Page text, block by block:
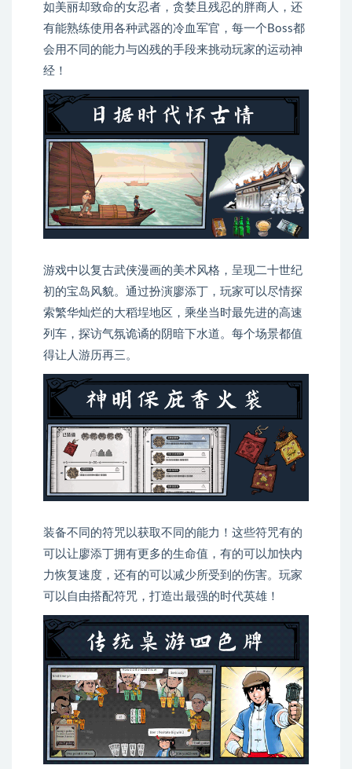
如美丽却致命的女忍者，贪婪且残忍的胖商人，还
有能熟练使用各种武器的冷血军官，每一个Boss都
会用不同的能力与凶残的手段来挑动玩家的运动神
经！
游戏中以复古武侠漫画的美术风格，呈现二十世纪
初的宝岛风貌。通过扮演廖添丁，玩家可以尽情探
索繁华灿烂的大稻埕地区，乘坐当时最先进的高速
列车，探访气氛诡谲的阴暗下水道。每个场景都值
得让人游历再三。
装备不同的符咒以获取不同的能力！这些符咒有的
可以让廖添丁拥有更多的生命值，有的可以加快内
力恢复速度，还有的可以减少所受到的伤害。玩家
可以自由搭配符咒，打造出最强的时代英雄！